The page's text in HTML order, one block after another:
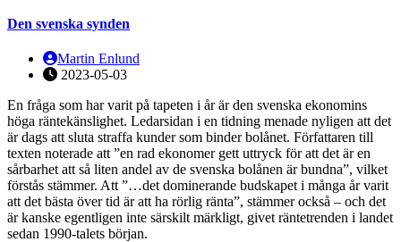
Den svenska synden
Martin Enlund
2023-05-03
En fråga som har varit på tapeten i år är den svenska ekonomins
höga räntekänslighet. Ledarsidan i en tidning menade nyligen att det
är dags att sluta straffa kunder som binder bolånet. Författaren till
texten noterade att ”en rad ekonomer gett uttryck för att det är en
sårbarhet att så liten andel av de svenska bolånen är bundna”, vilket
förstås stämmer. Att ”…det dominerande budskapet i många år varit
att det bästa över tid är att ha rörlig ränta”, stämmer också – och det
är kanske egentligen inte särskilt märkligt, givet räntetrenden i landet
sedan 1990-talets början.